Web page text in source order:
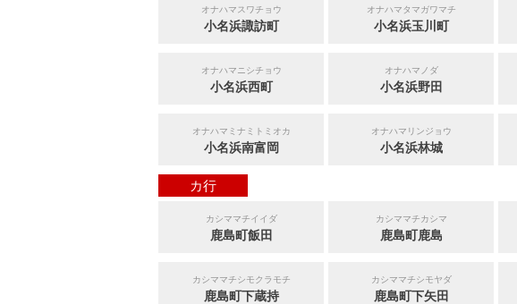
オナハマスワチョウ
小名浜諏訪町
オナハマタマガワマチ
小名浜玉川町
オナハマニシチョウ
小名浜西町
オナハマノダ
小名浜野田
オナハマミナミトミオカ
小名浜南富岡
オナハマリンジョウ
小名浜林城
カ行
カシママチイイダ
鹿島町飯田
カシママチカシマ
鹿島町鹿島
カシママチシモクラモチ
鹿島町下蔵持
カシママチシモヤダ
鹿島町下矢田